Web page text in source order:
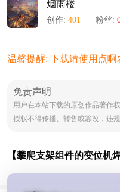
烟雨楼
创作: 401 粉丝:
温馨提醒: 下载请使用点
免责声明
用户在本站下载的原创作品著作
授权不得传播、转售或篡改，违
【攀爬支架组件的变位机